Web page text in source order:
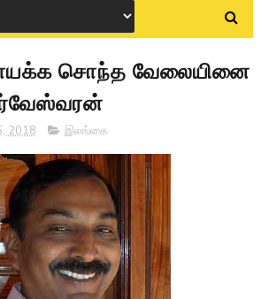
சொந்த வேலையினை
2018 இலங்கை